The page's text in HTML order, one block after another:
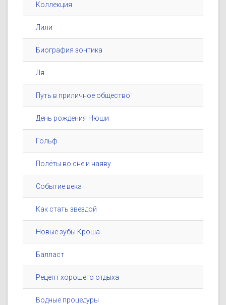
Коллекция
Лили
Биография зонтика
Ля
Путь в приличное общество
День рождения Нюши
Гольф
Полёты во сне и наяву
Событие века
Как стать звездой
Новые зубы Кроша
Балласт
Рецепт хорошего отдыха
Водные процедуры